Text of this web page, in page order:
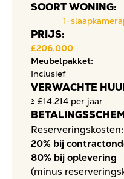
SOORT WONING:
1-
PRIJS:
£206.000
Meubelpakket:
Inclusief
VERWACHTE
≥ £14.214 per jaar
20% bij
80% bij oplevering
(minus